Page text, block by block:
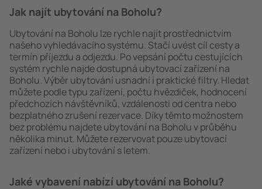
Jak najít ubytování na Boholu?
Ubytování na Boholu lze rychle najít prostřednictvím
našeho vyhledávacího systému. Stačí uvést cíl cesty a
termín příjezdu a odjezdu. Po vepsání počtu cestujících
systém rychle najde dostupná ubytovací zařízení na
Boholu. Výběr ubytování usnadní i praktické filtry. Hledat
můžete podle typu zařízení, počtu hvězdiček, hodnocení
předchozích návštěvníků, vzdálenosti od centra nebo
bezplatného zrušení rezervace. Díky těmto možnostem
bez problému najdete ubytování na Boholu v průběhu
několika minut. Můžete rezervovat pouze ubytovací
zařízení nebo i ubytování s letem.
Jaké vybavení nabízí ubytování na Boholu?